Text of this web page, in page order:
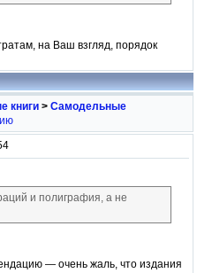
на Ваш взгляд, порядок
книги > Самодельные
и полиграфия, а не
— очень жаль, что издания